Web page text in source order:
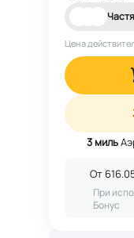
Цена
3 миль
От
При
Бонус